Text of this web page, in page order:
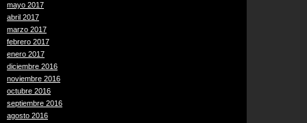
mayo 2017
abril 2017
marzo 2017
febrero 2017
enero 2017
diciembre 2016
noviembre 2016
octubre 2016
septiembre 2016
agosto 2016